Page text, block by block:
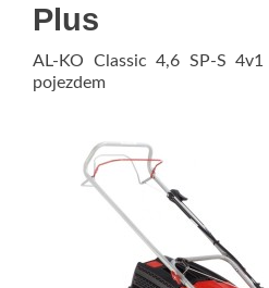
Plus
AL-KO Classic 4,6 SP-S
pojezdem